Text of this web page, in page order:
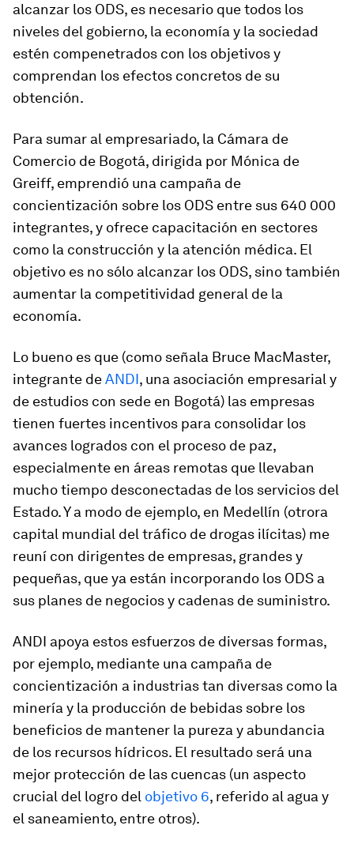
alcanzar los ODS, es necesario que todos los
niveles del gobierno, la economía y la sociedad
estén compenetrados con los objetivos y
comprendan los efectos concretos de su
obtención.
Para sumar al empresariado, la Cámara de
Comercio de Bogotá, dirigida por Mónica de
Greiff, emprendió una campaña de
concientización sobre los ODS entre sus 640 000
integrantes, y ofrece capacitación en sectores
como la construcción y la atención médica. El
objetivo es no sólo alcanzar los ODS, sino también
aumentar la competitividad general de la
economía.
Lo bueno es que (como señala Bruce MacMaster,
integrante deANDI, una asociación empresarial y
de estudios con sede en Bogotá) las empresas
tienen fuertes incentivos para consolidar los
avances logrados con el proceso de paz,
especialmente en áreas remotas que llevaban
mucho tiempo desconectadas de los servicios del
Estado. Y a modo de ejemplo, en Medellín (otrora
capital mundial del tráfico de drogas ilícitas) me
reuní con dirigentes de empresas, grandes y
pequeñas, que ya están incorporando los ODS a
sus planes de negocios y cadenas de suministro.
ANDI apoya estos esfuerzos de diversas formas,
por ejemplo, mediante una campaña de
concientización a industrias tan diversas como la
minería y la producción de bebidas sobre los
beneficios de mantener la pureza y abundancia
de los recursos hídricos. El resultado será una
mejor protección de las cuencas (un aspecto
crucial del logro del objetivo 6, referido al agua y
el saneamiento, entre otros).